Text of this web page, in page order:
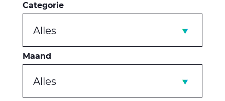
Categorie
Alles
Maand
Alles